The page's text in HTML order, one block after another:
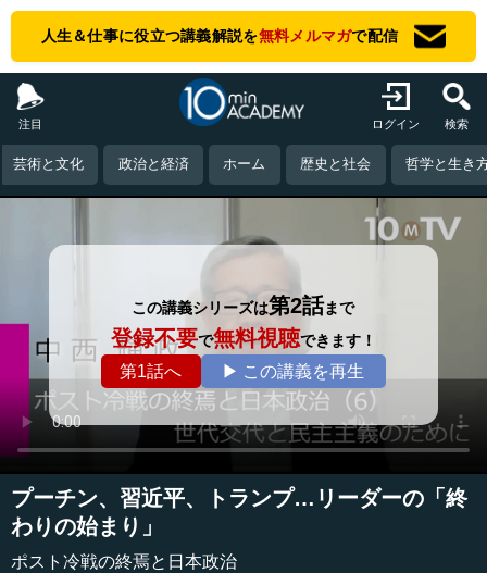
人生＆仕事に役立つ講義解説を無料メルマガで配信
注目 ログイン 検索
芸術と文化 政治と経済 ホーム 歴史と社会 哲学と生き
この講義シリーズは第2話まで
登録不要で無料視聴できます！
第1話へ ▶ この講義を再生
プーチン、習近平、トランプ…リーダーの「終
わりの始まり」
ポスト冷戦の終焉と日本政治